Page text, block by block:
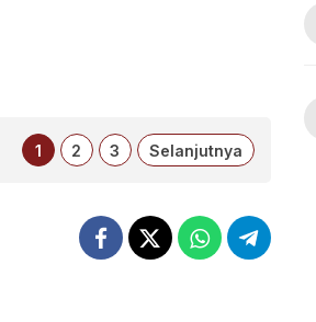
1 2 3 Selanjutnya